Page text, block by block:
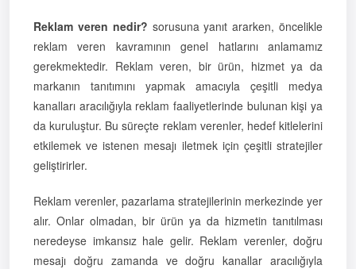
Reklam veren nedir? sorusuna yanıt ararken, öncelikle
reklam veren kavramının genel hatlarını anlamamız
gerekmektedir. Reklam veren, bir ürün, hizmet ya da
markanın tanıtımını yapmak amacıyla çeşitli medya
kanalları aracılığıyla reklam faaliyetlerinde bulunan kişi ya
da kuruluştur. Bu süreçte reklam verenler, hedef kitlelerini
etkilemek ve istenen mesajı iletmek için çeşitli stratejiler
geliştirirler.
Reklam verenler, pazarlama stratejilerinin merkezinde yer
alır. Onlar olmadan, bir ürün ya da hizmetin tanıtılması
neredeyse imkansız hale gelir. Reklam verenler, doğru
mesajı doğru zamanda ve doğru kanallar aracılığıyla